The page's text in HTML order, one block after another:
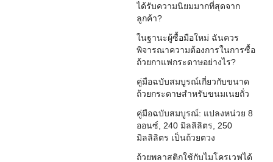
ได้รับความนิยมมากที่สุดจาก
ลูกค้า?
ในฐานะผู้ซื้อมือใหม่ ฉันควร
พิจารณาความต้องการในการซื้อ
ถ้วยกาแฟกระดาษอย่างไร?
คู่มือฉบับสมบูรณ์เกี่ยวกับขนาด
ถ้วยกระดาษสำหรับขนมเนยถั่ว
คู่มือฉบับสมบูรณ์: แปลงหน่วย 8
ออนซ์, 240 มิลลิลิตร, 250
มิลลิลิตร เป็นถ้วยตวง
ถ้วยพลาสติกใช้กับไมโครเวฟได้